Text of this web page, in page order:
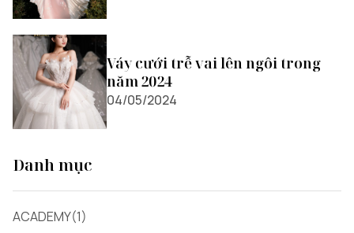
Váy cưới trễ vai lên ngôi trong
năm 2024
04/05/2024
Danh mục
ACADEMY(1)